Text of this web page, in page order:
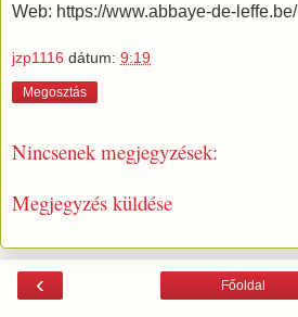
Web: https://www.abbaye-de-leffe.be/
jzp1116 dátum: 9:19
Megosztás
Nincsenek megjegyzések:
Megjegyzés küldése
‹ Főoldal